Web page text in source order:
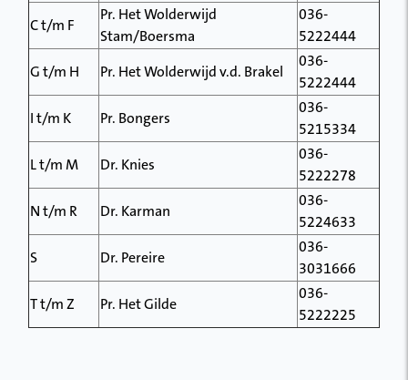
C t/m F
Pr. Het Wolderwijd
Stam/Boersma
036-
5222444
G t/m H Pr. Het Wolderwijd v.d. Brakel
036-
5222444
I t/m K Pr. Bongers
036-
5215334
L t/m M Dr. Knies
036-
5222278
N t/m R Dr. Karman
036-
5224633
S Dr. Pereire
036-
3031666
T t/m Z Pr. Het Gilde
036-
5222225